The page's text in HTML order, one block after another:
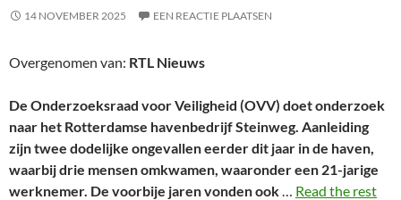
14 NOVEMBER 2025 EEN REACTIE PLAATSEN
Overgenomen van: RTL Nieuws
De Onderzoeksraad voor Veiligheid (OVV) doet onderzoek
naar het Rotterdamse havenbedrijf Steinweg. Aanleiding
zijn twee dodelijke ongevallen eerder dit jaar in de haven,
waarbij drie mensen omkwamen, waaronder een 21-jarige
werknemer. De voorbije jaren vonden ook… Read the rest